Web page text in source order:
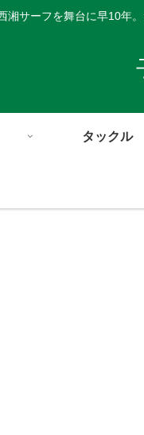
湘サーフを舞台に早10年
タックル